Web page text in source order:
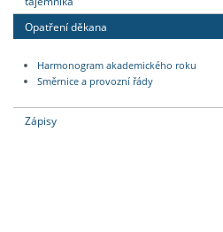
Opatření děkana
Harmonogram akademického roku
Směrnice a provozní řády
Zápisy